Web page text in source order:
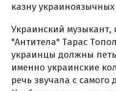
казну
Украинский
"Антитела" Тарас
украинцы должны
именно украинские
речь звучала с самого